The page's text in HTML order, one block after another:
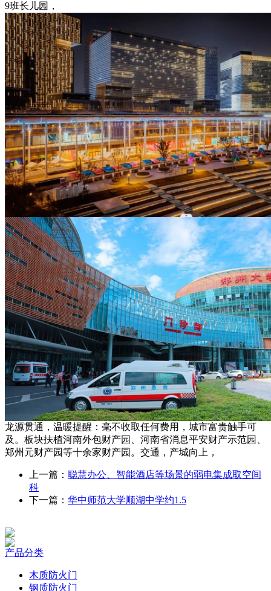
9班长儿园，
龙源贯通，温暖提醒：毫不收取任何费用，城市富贵触手可
及。板块扶植河南外包财产园、河南省消息平安财产示范园、
郑州元财产园等十余家财产园。交通，产城向上，
上一篇： 聪慧办公、智能酒店等场景的弱电集成取空间
科
下一篇： 华中师范大学顺湖中学约1.5
产品分类
木质防火门
钢质防火门